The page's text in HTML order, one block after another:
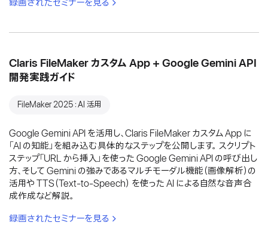
録画されたセミナーを見る
Claris FileMaker カスタム App + Google Gemini API
開発実践ガイド
FileMaker 2025：AI 活用
Google Gemini API を活用し、Claris FileMaker カスタム App に
「AI の知能」を組み込む具体的なステップを公開します。 スクリプト
ステップ「URL から挿入」を使った Google Gemini API の呼び出し
方、そして Gemini の強みであるマルチモーダル機能（画像解析）の
活用や TTS（Text-to-Speech） を使った AI による自然な音声合
成作成など解説。
録画されたセミナーを見る